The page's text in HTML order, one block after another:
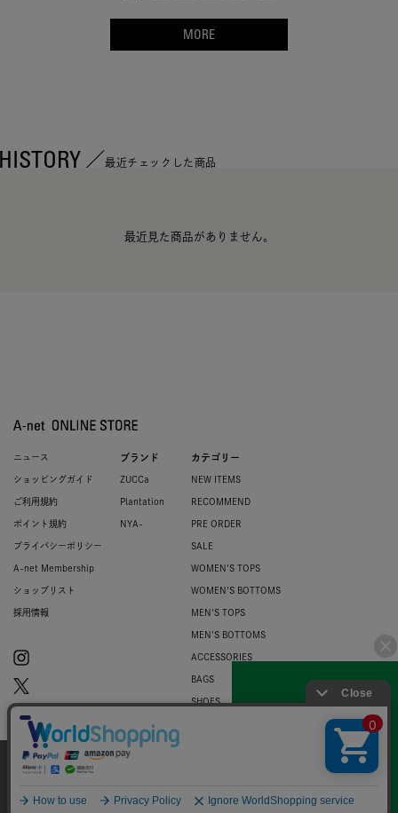
MORE
最近チェックした商品
最近見た商品がありません。
ニュース
ショッピングガイド
ご利用規約
ポイント規約
プライバシーポリシー
A-net Membership
ショップリスト
採用情報
ブランド
ZUCCa
Plantation
NYA-
カテゴリー
NEW ITEMS
RECOMMEND
PRE ORDER
SALE
WOMEN'S TOPS
WOMEN'S BOTTOMS
MEN'S TOPS
MEN'S BOTTOMS
ACCESSORIES
BAGS
SHOES
当サイトではお客様のウェブサイト体験を
より向上させる為にCookieを使用しており
認ください。